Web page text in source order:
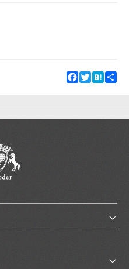
Facebook
TwitterHatena